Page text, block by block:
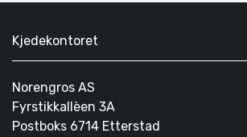
Kjedekontoret
Norengros AS
Fyrstikkallèen 3A
Postboks 6714 Etterstad